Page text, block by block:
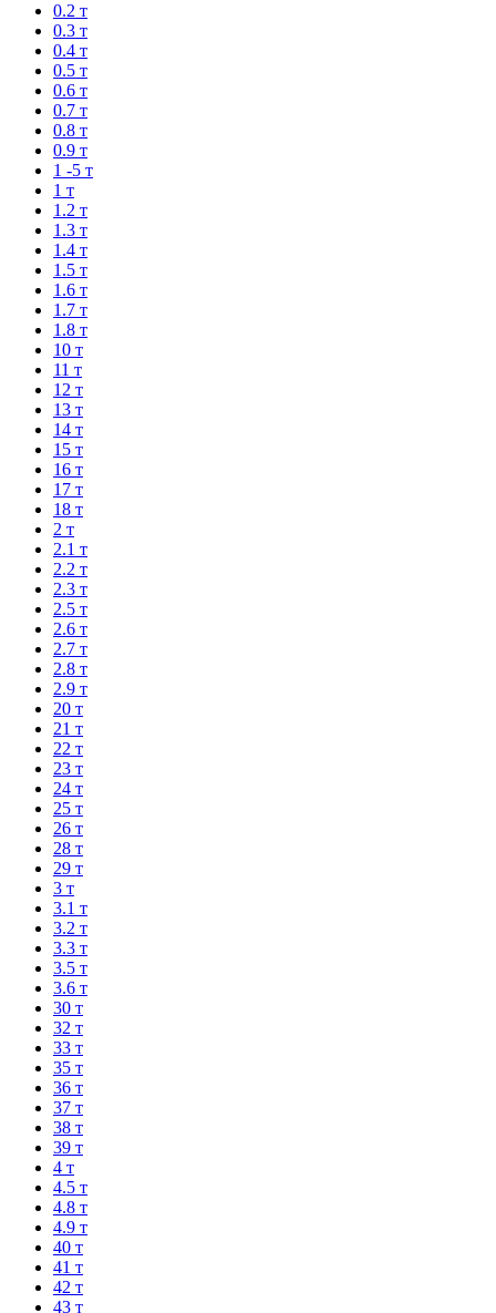
0.2 т
0.3 т
0.4 т
0.5 т
0.6 т
0.7 т
0.8 т
0.9 т
1 -5 т
1 т
1.2 т
1.3 т
1.4 т
1.5 т
1.6 т
1.7 т
1.8 т
10 т
11 т
12 т
13 т
14 т
15 т
16 т
17 т
18 т
2 т
2.1 т
2.2 т
2.3 т
2.5 т
2.6 т
2.7 т
2.8 т
2.9 т
20 т
21 т
22 т
23 т
24 т
25 т
26 т
28 т
29 т
3 т
3.1 т
3.2 т
3.3 т
3.5 т
3.6 т
30 т
32 т
33 т
35 т
36 т
37 т
38 т
39 т
4 т
4.5 т
4.8 т
4.9 т
40 т
41 т
42 т
43 т